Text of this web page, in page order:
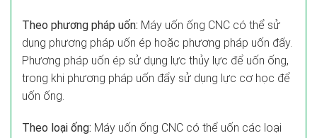
Theo phương pháp uốn: Máy uốn ống CNC có thể sử
dụng phương pháp uốn ép hoặc phương pháp uốn đẩy.
Phương pháp uốn ép sử dụng lực thủy lực để uốn ống,
trong khi phương pháp uốn đẩy sử dụng lực cơ học để
uốn ống.
Theo loại ống: Máy uốn ống CNC có thể uốn các loại